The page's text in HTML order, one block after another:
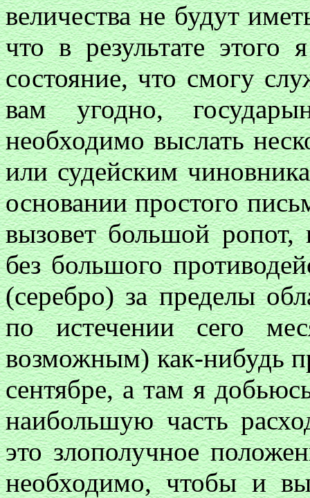
величества не будут
что в результате этого
состояние, что смогу
вам угодно,
необходимо выслать
или судейским
основании простого
вызовет большой
без большого
(серебро) за пределы
по истечении сего
возможным) как-нибудь
сентябре, а там я
наибольшую часть
это злополучное
необходимо, чтобы и